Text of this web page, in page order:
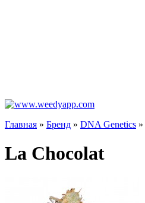
Главная » Бренд » DNA Genetics »
La Chocolat